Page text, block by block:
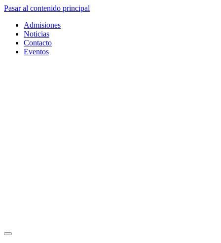
Pasar al contenido principal
Admisiones
Noticias
Contacto
Eventos